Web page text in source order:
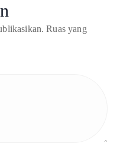
Ruas yang